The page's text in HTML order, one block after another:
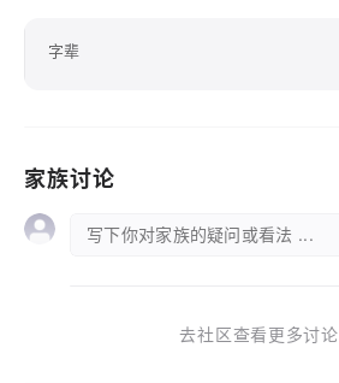
字辈
家族讨论
写下你对家族的疑问或看法 ...
去社区查看更多讨论